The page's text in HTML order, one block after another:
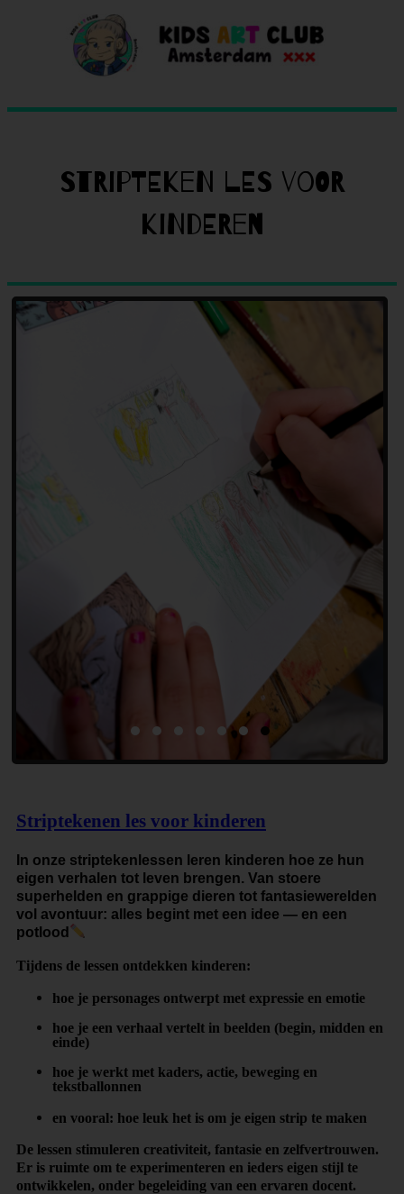
Stripteken les voor
kinderen
Striptekenen les voor kinderen
In onze striptekenlessen leren kinderen hoe ze hun
eigen verhalen tot leven brengen. Van stoere
superhelden en grappige dieren tot fantasiewerelden
vol avontuur: alles begint met een idee — en een
potlood
Tijdens de lessen ontdekken kinderen:
hoe je personages ontwerpt met expressie en emotie
hoe je een verhaal vertelt in beelden (begin, midden en
einde)
hoe je werkt met kaders, actie, beweging en
tekstballonnen
en vooral: hoe leuk het is om je eigen strip te maken
De lessen stimuleren creativiteit, fantasie en zelfvertrouwen.
Er is ruimte om te experimenteren en ieders eigen stijl te
ontwikkelen, onder begeleiding van een ervaren docent.